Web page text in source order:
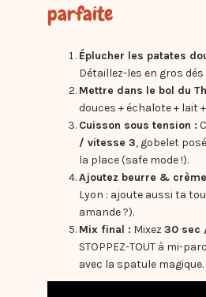
parfaite
Éplucher les patates
Détaillez-les en gros
Mettre dans le bol du
douces + échalote + lait
Cuisson sous tension :
/ vitesse 3, gobelet
la place (safe mode !).
Ajoutez beurre &
Lyon : ajoute aussi ta
amande ?).
Mix final : Mixez 30 sec
STOPPEZ-TOUT à mi-
avec la spatule magique.